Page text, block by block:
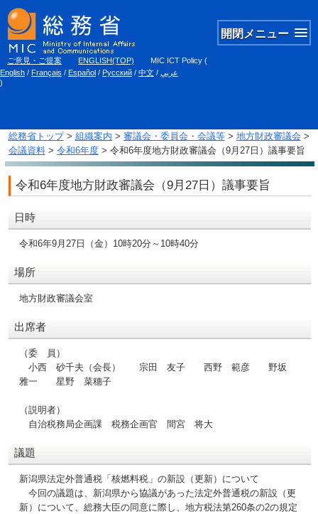
開閉メニュー
ご意見・ご提案 ENGLISH(TOP) MIC ICT Policy (
English / Français / Español / Русский / 中文 / عربي
)
総務省トップ> 組織案内 > 審議会・委員会・会議等> 地方財政審議会 >
会議資料> 令和6年度> 令和6年度地方財政審議会（9月27日）議事要旨
令和6年度地方財政審議会（9月27日）議事要旨
日時
令和6年9月27日（金）10時20分～10時40分
場所
地方財政審議会室
出席者
（委 員）
小西 砂千夫（会長） 宗田 友子 西野 範彦 野坂
雅一 星野 菜穗子
（説明者）
自治税務局企画課 税務企画官 間宮 将大
議題
新潟県法定外普通税「核燃料税」の新設（更新）について
今回の議題は、新潟県から協議があった法定外普通税の新設（更
新）について、総務大臣の同意に際し、地方税法第260条の2の規定